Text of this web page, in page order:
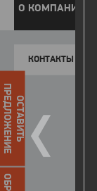
О КОМПАНИИ
КОНТАКТЫ
ОСТАВИТЬ
ПРЕДЛОЖЕНИЕ